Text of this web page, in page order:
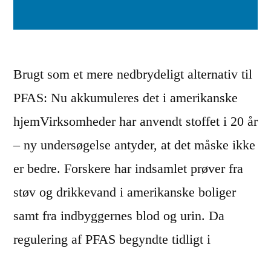
Brugt som et mere nedbrydeligt alternativ til
PFAS: Nu akkumuleres det i amerikanske
hjemVirksomheder har anvendt stoffet i 20 år
– ny undersøgelse antyder, at det måske ikke
er bedre. Forskere har indsamlet prøver fra
støv og drikkevand i amerikanske boliger
samt fra indbyggernes blod og urin. Da
regulering af PFAS begyndte tidligt i